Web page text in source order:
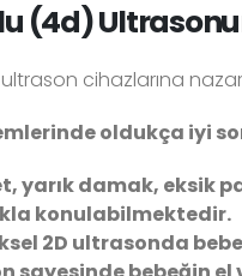
(4d)
cihazlarına
oldukça iyi
yarık damak, eksik
konulabilmektedir.
2D ultrasonda